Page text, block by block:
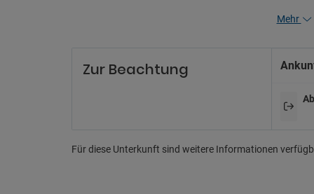
Mehr
Zur Beachtung
Für diese Unterkunft sind weitere Informationen